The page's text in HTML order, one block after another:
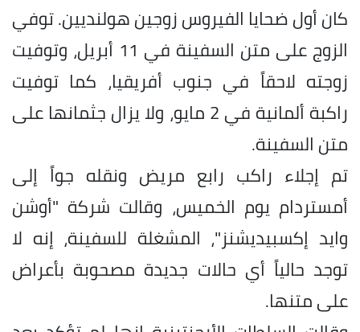
كان أول ضحايا الفيروس زوجين هولنديين. توفي
الزوج على متن السفينة في 11 أبريل، وتوفيت
زوجته لاحقاً في جنوب أفريقيا، كما توفيت
راكبة ألمانية في 2 مايو، ولا يزال جثمانها على
متن السفينة.
تم إجلاء راكب رابع مريض ونقله جواً إلى
أمستردام يوم الخميس، وقالت شركة "أوشن
وايد إكسبيديشنز"، المشغلة للسفينة، إنه لا
توجد حالياً أي حالات جديدة مصحوبة بأعراض
على متنها.